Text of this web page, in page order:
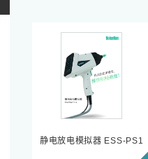
静电放电模拟器 ESS-PS1